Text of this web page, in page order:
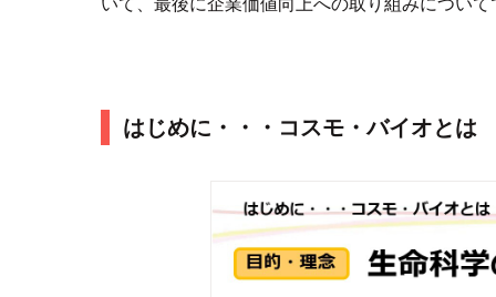
はじめに・・・コスモ・バイオとは